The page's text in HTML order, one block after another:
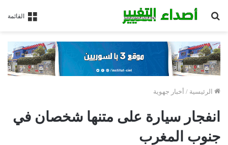
القائمة
الرئيسية / أخبار جهوية
انفجار سيارة على متنها شخصان في
جنوب المغرب